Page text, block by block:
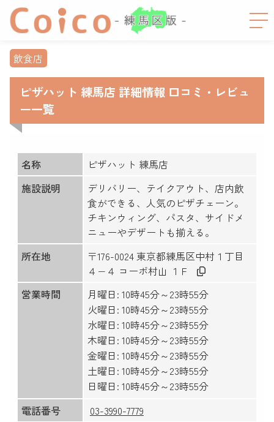
飲食店
ピザハット 練馬店 詳細情報 口コミ・レビュ
ー一覧
名称
ピザハット 練馬店
施設説明
デリバリー、テイクアウト、店内飲
食ができる、人気のピザチェーン。
チキンウィング、パスタ、サイドメ
ニューやデザートも揃える。
所在地
〒176-0024 東京都練馬区中村１丁目
４−４ コーポ村山 １Ｆ
営業時間
月曜日: 10時45分～23時55分
火曜日: 10時45分～23時55分
水曜日: 10時45分～23時55分
木曜日: 10時45分～23時55分
金曜日: 10時45分～23時55分
土曜日: 10時45分～23時55分
日曜日: 10時45分～23時55分
電話番号
03-3990-7779